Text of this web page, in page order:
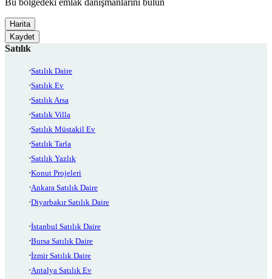
Harita
Kaydet
Satılık
Satılık Daire
Satılık Ev
Satılık Arsa
Satılık Villa
Satılık Müstakil Ev
Satılık Tarla
Satılık Yazlık
Konut Projeleri
Ankara Satılık Daire
Diyarbakır Satılık Daire
İstanbul Satılık Daire
Bursa Satılık Daire
İzmir Satılık Daire
Antalya Satılık Ev